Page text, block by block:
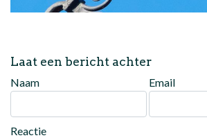
Laat een bericht achter
Naam Email
Reactie